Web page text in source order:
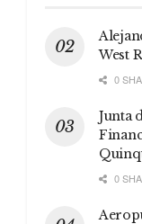
West
0
Junta
0